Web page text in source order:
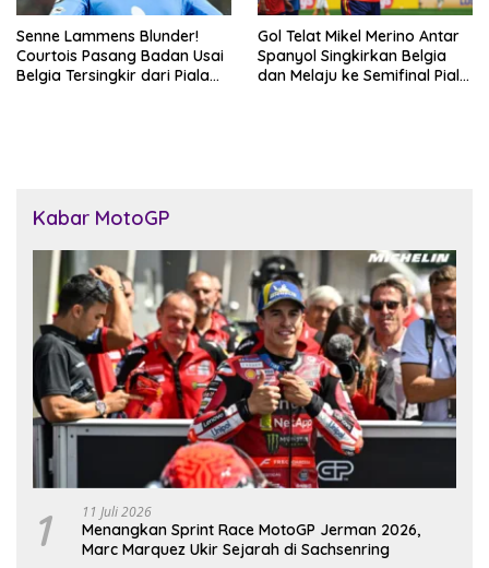
Senne Lammens Blunder!
Courtois Pasang Badan Usai
Belgia Tersingkir dari Piala
Gol Telat Mikel Merino Antar
Spanyol Singkirkan Belgia
dan Melaju ke Semifinal Piala
Kabar MotoGP
1 11 Juli 2026
Menangkan Sprint Race MotoGP Jerman 2026,
Marc Marquez Ukir Sejarah di Sachsenring